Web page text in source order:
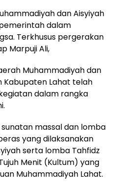
dan Aisyiyah
dalam
Terkhusus pergerakan
Marpuji Ali,
Muhammadiyah dan
Kabupaten Lahat telah
dalam rangka
massal dan lomba
yang dilaksanakan
serta lomba Tahfidz
Menit (Kultum) yang
Muhammadiyah Lahat.